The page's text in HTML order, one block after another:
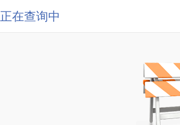
正在查询中